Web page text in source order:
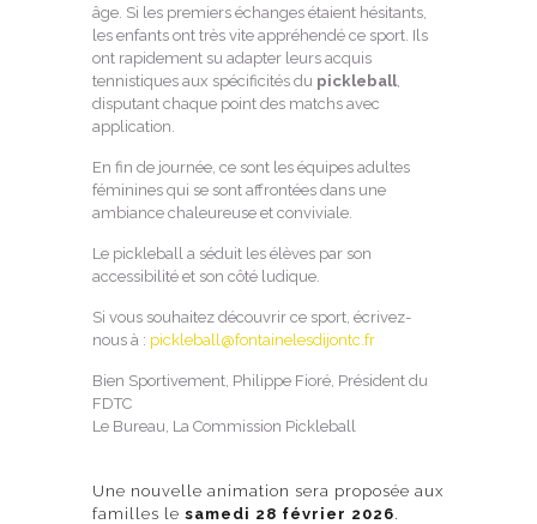
âge. Si les premiers échanges étaient hésitants,
les enfants ont très vite appréhendé ce sport. Ils
ont rapidement su adapter leurs acquis
tennistiques aux spécificités du pickleball,
disputant chaque point des matchs avec
application.
En fin de journée, ce sont les équipes adultes
féminines qui se sont affrontées dans une
ambiance chaleureuse et conviviale.
Le pickleball a séduit les élèves par son
accessibilité et son côté ludique.
Si vous souhaitez découvrir ce sport, écrivez-
nous à : pickleball@fontainelesdijontc.fr
Bien Sportivement, Philippe Fioré, Président du
FDTC
Le Bureau, La Commission Pickleball
Une nouvelle animation sera proposée aux
familles le samedi 28 février 2026